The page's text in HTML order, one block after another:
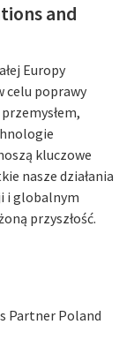
and
Europy
celu poprawy
kluczowe
nasze działania
i globalnym
przyszłość.
Partner Poland